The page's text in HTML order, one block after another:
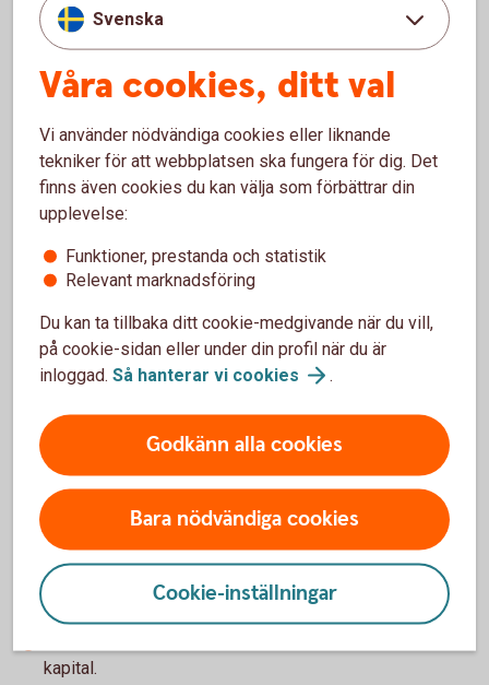
Vad påverkar avkastningen?
eventuell värdestegring på aktien. Aktieutdelningen
normalt en gång per år. Avkastning på grund av
värdestegring uppstår först när aktien säljs – om
aktiekursen är högre när den säljs än när den köptes.
För- och nackdelar med aktier
Fördelar
Möjlighet till högre avkastning än räntesparande.
Möjlighet till årlig utdelning.
Möjlighet att investera i bolag du tror på.
Inga förvaltningskostnader.
Nackdelar
Courtage betalas vid både köp och försäljning.
kapital.
Svenska
Våra cookies, ditt val
Vi använder nödvändiga cookies eller liknande
tekniker för att webbplatsen ska fungera för dig. Det
finns även cookies du kan välja som förbättrar din
upplevelse:
Funktioner, prestanda och statistik
Relevant marknadsföring
Du kan ta tillbaka ditt cookie-medgivande när du vill,
på cookie-sidan eller under din profil när du är
inloggad. Så hanterar vi cookies .
Godkänn alla cookies
Bara nödvändiga cookies
Cookie-inställningar